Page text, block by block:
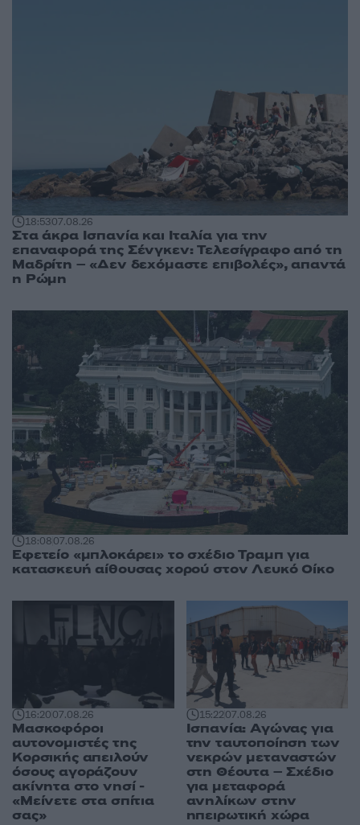
18:5307.08.26
Στα άκρα Ισπανία και Ιταλία για την
επαναφορά της Σένγκεν: Τελεσίγραφο από τη
Μαδρίτη – «Δεν δεχόμαστε επιβολές», απαντά
η Ρώμη
18:0807.08.26
Εφετείο «μπλοκάρει» το σχέδιο Τραμπ για
κατασκευή αίθουσας χορού στον Λευκό Οίκο
16:2007.08.26
Μασκοφόροι
αυτονομιστές της
Κορσικής απειλούν
όσους αγοράζουν
ακίνητα στο νησί -
«Μείνετε στα σπίτια
σας»
15:2207.08.26
Ισπανία: Αγώνας για
την ταυτοποίηση των
νεκρών μεταναστών
στη Θέουτα – Σχέδιο
για μεταφορά
ανηλίκων στην
ηπειρωτική χώρα